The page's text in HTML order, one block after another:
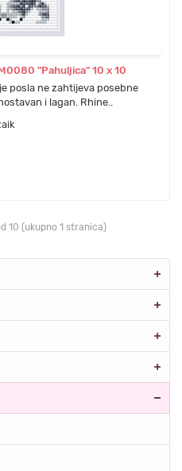
"Pahuljica" 10 х 10
posla ne zahtijeva posebne
i lagan. Rhine..
10 (ukupno 1 stranica)